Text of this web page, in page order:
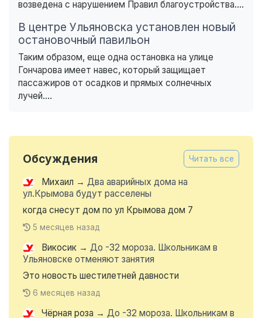
возведена с нарушением Правил благоустройства....
В центре Ульяновска установлен новый
остановочный павильон
Таким образом, еще одна остановка на улице
Гончарова имеет навес, который защищает
пассажиров от осадков и прямых солнечных
лучей....
Обсуждения Читать все
Михаил → Два аварийных дома на
ул.Крымова будут расселены
когда снесут дом по ул Крымова дом 7
5 месяцев назад
Викосик → До -32 мороза. Школьникам в
Ульяновске отменяют занятия
Это новость шестилетней давности
6 месяцев назад
Чёрная роза → До -32 мороза. Школьникам в